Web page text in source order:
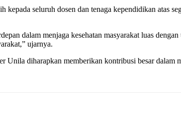
kepada seluruh dosen dan tenaga kependidikan atas
dalam menjaga kesehatan masyarakat luas
ujarnya.
Unila diharapkan memberikan kontribusi besar dalam